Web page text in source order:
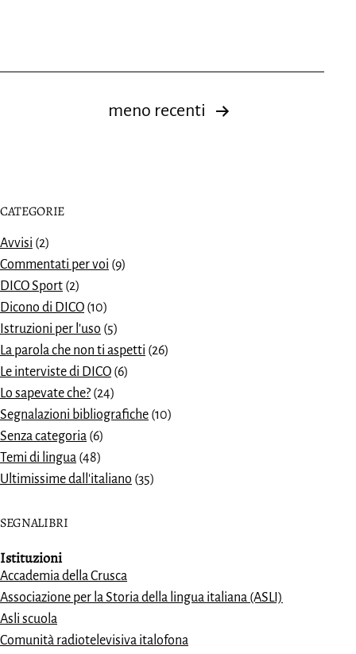
Paginazionemeno recenti
CATEGORIE
Avvisi (2)
Commentati per voi (9)
DICO Sport (2)
Dicono di DICO (10)
Istruzioni per l'uso (5)
La parola che non ti aspetti (26)
Le interviste di DICO (6)
Lo sapevate che? (24)
Segnalazioni bibliografiche (10)
Senza categoria (6)
Temi di lingua (48)
Ultimissime dall'italiano (35)
SEGNALIBRI
Istituzioni
Accademia della Crusca
Associazione per la Storia della lingua italiana (ASLI)
Asli scuola
Comunità radiotelevisiva italofona